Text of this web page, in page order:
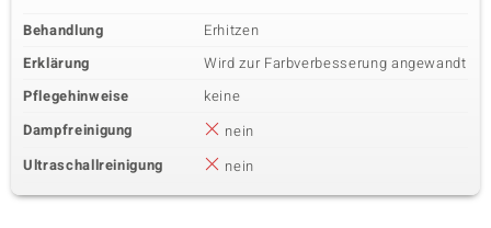
Behandlung
Erhitzen
Erklärung
Wird zur Farbverbesserung angewandt
Pflegehinweise
keine
Dampfreinigung
nein
Ultraschallreinigung
nein